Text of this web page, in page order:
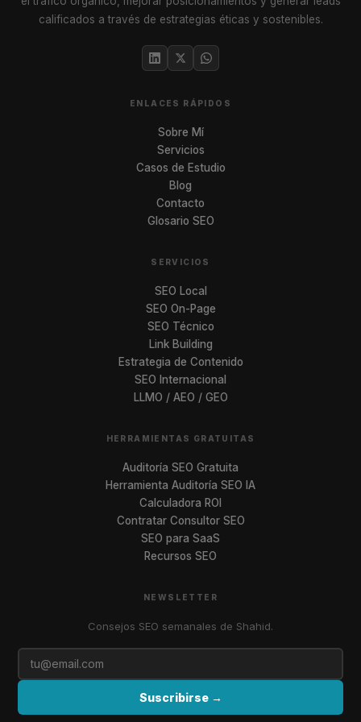
calificados a través de estrategias éticas y sostenibles.
ENLACES RÁPIDOS
Sobre Mí
Servicios
Casos de Estudio
Blog
Contacto
Glosario SEO
SERVICIOS
SEO Local
SEO On-Page
SEO Técnico
Link Building
Estrategia de Contenido
SEO Internacional
LLMO / AEO / GEO
HERRAMIENTAS GRATUITAS
Auditoría SEO Gratuita
Herramienta Auditoría SEO IA
Calculadora ROI
Contratar Consultor SEO
SEO para SaaS
Recursos SEO
NEWSLETTER
Consejos SEO semanales de Shahid.
Suscribirse →